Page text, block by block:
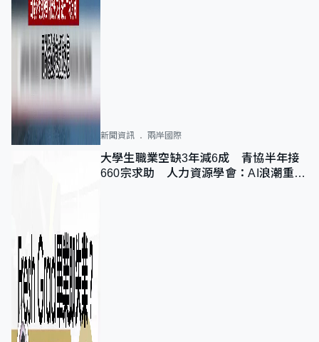
新聞資訊 兩岸國際
大學生職業空缺3年減6成 青協半年接
660宗求助 人力資源學會：AI浪潮重整